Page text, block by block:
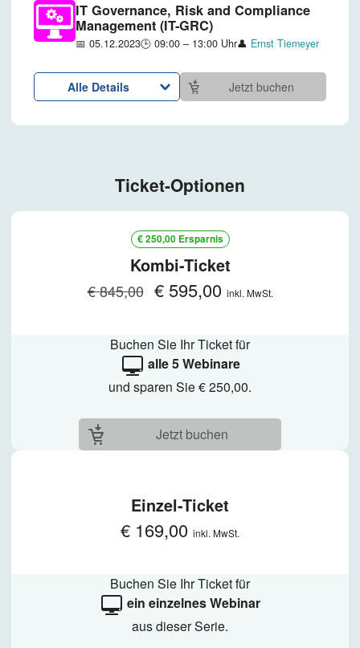
IT Governance, Risk and Compliance
Management (IT-GRC)
📅 05.12.2023🕒 09:00 – 13:00 Uhr👤 Ernst Tiemeyer
Alle Details Jetzt buchen
Ticket-Optionen
€ 250,00 Ersparnis
Kombi-Ticket
€ 845,00 € 595,00 inkl. MwSt.
Buchen Sie Ihr Ticket für
alle 5 Webinare
und sparen Sie € 250,00.
Jetzt buchen
Einzel-Ticket
€ 169,00 inkl. MwSt.
Buchen Sie Ihr Ticket für
ein einzelnes Webinar
aus dieser Serie.